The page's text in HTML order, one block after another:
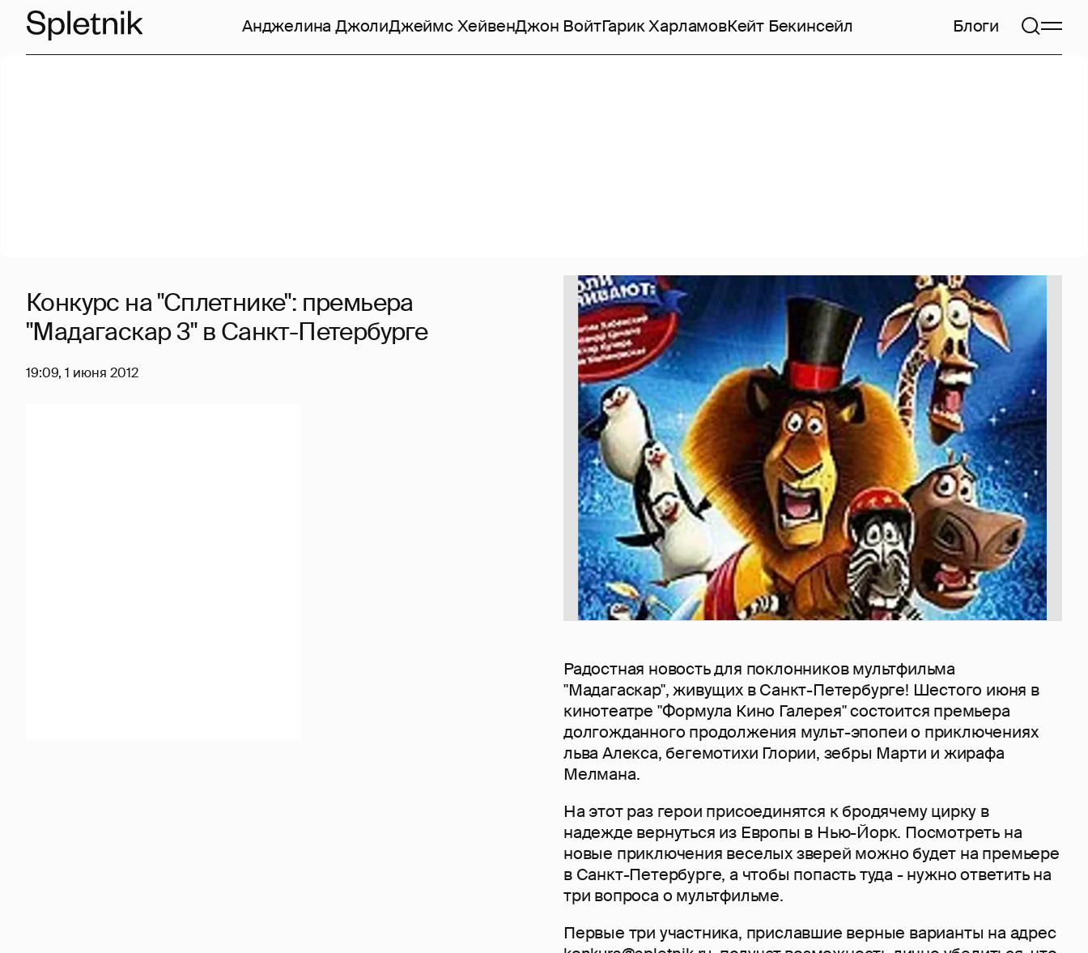
Анджелина ДжолиДжеймс ХейвенДжон ВойтГарик ХарламовКейт Бекинсейл Блоги
Радостная новость для поклонников мультфильма
"Мадагаскар", живущих в Санкт-Петербурге! Шестого июня в
кинотеатре "Формула Кино Галерея" состоится премьера
долгожданного продолжения мульт-эпопеи о приключениях
льва Алекса, бегемотихи Глории, зебры Марти и жирафа
Мелмана.
На этот раз герои присоединятся к бродячему цирку в
надежде вернуться из Европы в Нью-Йорк. Посмотреть на
новые приключения веселых зверей можно будет на премьере
в Санкт-Петербурге, а чтобы попасть туда - нужно ответить на
три вопроса о мультфильме.
Первые три участника, приславшие верные варианты на адрес
Конкурс на "Сплетнике": премьера
"Мадагаскар 3" в Санкт-Петербурге
19:09, 1 июня 2012